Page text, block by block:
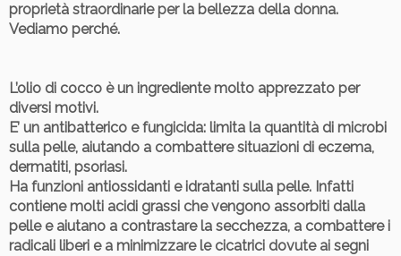
proprietà straordinarie per la bellezza della donna.
Vediamo perché.
L’olio di cocco è un ingrediente molto apprezzato per
diversi motivi.
E’ un antibatterico e fungicida: limita la quantità di microbi
sulla pelle, aiutando a combattere situazioni di eczema,
dermatiti, psoriasi.
Ha funzioni antiossidanti e idratanti sulla pelle. Infatti
contiene molti acidi grassi che vengono assorbiti dalla
pelle e aiutano a contrastare la secchezza, a combattere i
radicali liberi e a minimizzare le cicatrici dovute ai segni